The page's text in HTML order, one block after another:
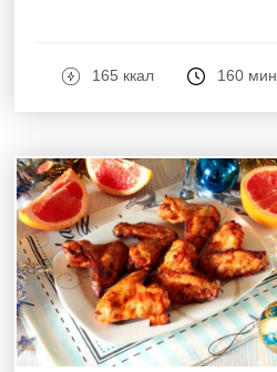
165 ккал 160 мин